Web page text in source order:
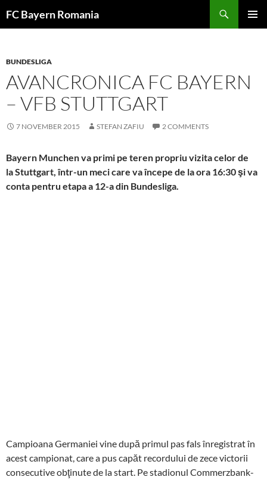
toFC Bayern Romania
BUNDESLIGA
AVANCRONICA FC BAYERN
– VFB STUTTGART
7 NOVEMBER 2015 STEFAN ZAFIU 2 COMMENTS
Bayern Munchenva primi pe teren propriu vizita celor de
laStuttgart, într-un meci care va începe de la ora 16:30 şi va
conta pentru etapa a 12-a din Bundesliga.
Campioana Germaniei vine după primul pas fals înregistrat în
acest campionat, care a pus capăt recordului de zece victorii
consecutive obţinute de la start. Pe stadionul Commerzbank-